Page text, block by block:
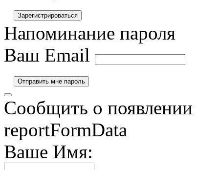
Напоминание пароля
Ваш Email
Сообщить о появлении
reportFormData
Ваше Имя: